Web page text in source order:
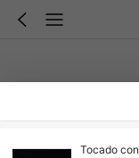
Tocado